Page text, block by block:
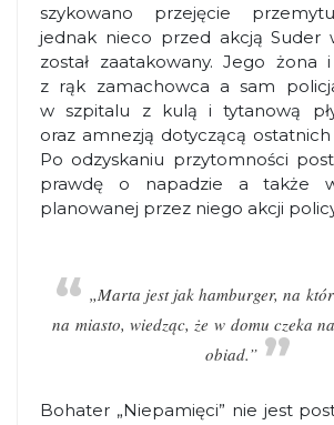
szykowano przejęcie
jednak nieco przed akcją Suder
został zaatakowany. Jego żona
z rąk zamachowca a sam
w szpitalu z kulą i tytanową
oraz amnezją dotyczącą
Po odzyskaniu przytomności
prawdę o napadzie a także
planowanej przez niego akcji
„Marta jest jak hamburger, na
na miasto, wiedząc, że w domu czeka
obiad.”
Bohater „Niepamięci” nie jest